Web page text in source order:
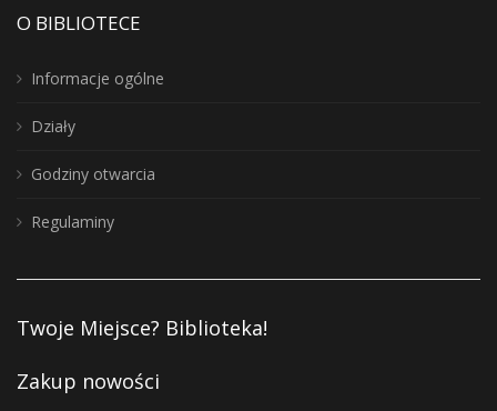
O BIBLIOTECE
Informacje ogólne
Działy
Godziny otwarcia
Regulaminy
Twoje Miejsce? Biblioteka!
Zakup nowości